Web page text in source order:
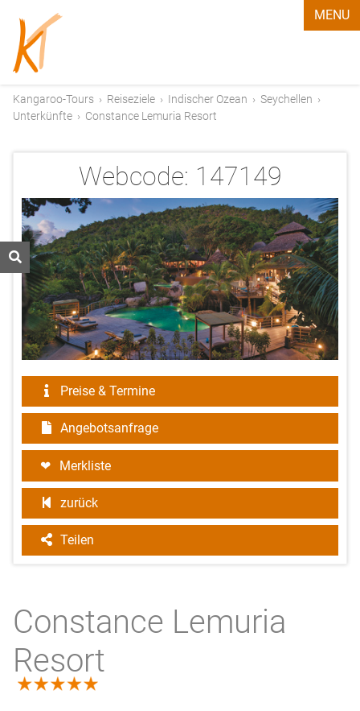
MENU
Kangaroo-Tours › Reiseziele › Indischer Ozean › Seychellen ›
Unterkünfte › Constance Lemuria Resort
Webcode: 147149
Preise & Termine
Angebotsanfrage
Merkliste
zurück
Teilen
Constance Lemuria
Resort
5.0